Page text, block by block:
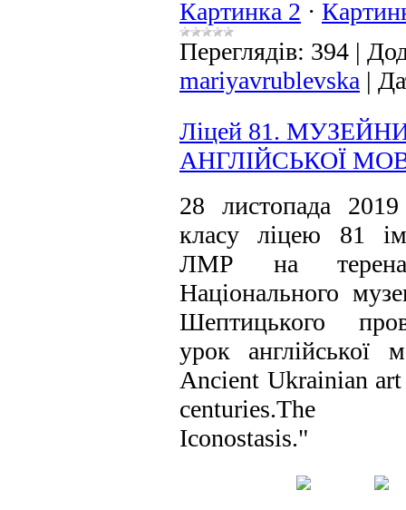
Картинка 2 ·
Переглядів: 394 |
mariyavrublevska |
Ліцей 81.
АНГЛІЙСЬКОЇ
28 листопада
класу ліцею 81
ЛМР на теренах
Національного
Шептицького
урок
Ancient Ukrainian
centuries.The
Iconostasis."